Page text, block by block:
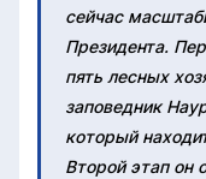
сейчас
Президента.
пять лесных
заповедник
который
Второй этап он